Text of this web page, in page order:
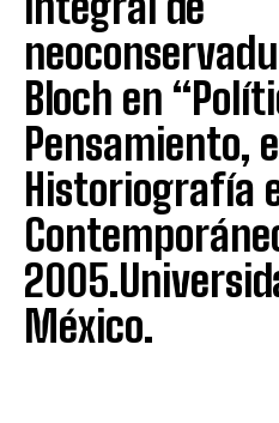
Bloch en
Pensamiento, e
Historiografía
México.